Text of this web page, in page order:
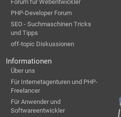
Forum für Webentwickler
PHP-Developer Forum
SEO - Suchmaschinen Tricks
und Tipps
off-topic Diskussionen
Informationen
Über uns
Für Internetagenturen und PHP-
Freelancer
Für Anwender und
Softwareentwickler